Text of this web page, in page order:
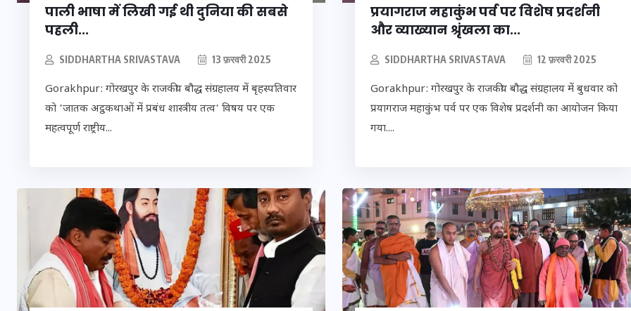
पाली भाषा में लिखी गई थी दुनिया की सबसे
पहली...
SIDDHARTHA SRIVASTAVA 13 फ़रवरी 2025
Gorakhpur: गोरखपुर के राजकीय बौद्ध संग्रहालय में बृहस्पतिवार
को 'जातक अट्ठकथाओं में प्रबंध शास्त्रीय तत्व' विषय पर एक
महत्वपूर्ण राष्ट्रीय...
प्रयागराज महाकुंभ पर्व पर विशेष प्रदर्शनी
और व्याख्यान श्रृंखला का...
SIDDHARTHA SRIVASTAVA 12 फ़रवरी 2025
Gorakhpur: गोरखपुर के राजकीय बौद्ध संग्रहालय में बुधवार को
प्रयागराज महाकुंभ पर्व पर एक विशेष प्रदर्शनी का आयोजन किया
गया....
भारत में स्टारलिंक की लैंडिंग
में अड़चन: डेटा सिक्योरिटी
और स्पेक्ट्रम की कीमत पर
फंसा पेंच, आया बड़ा अपडेट
30 दिसम्बर 2025
भारत में स्टारलिंक की लैंडिंग
में अड़चन: डेटा सिक्योरिटी
और स्पेक्ट्रम की कीमत पर
फंसा पेंच, आया बड़ा अपडेट
30 दिसम्बर 2025